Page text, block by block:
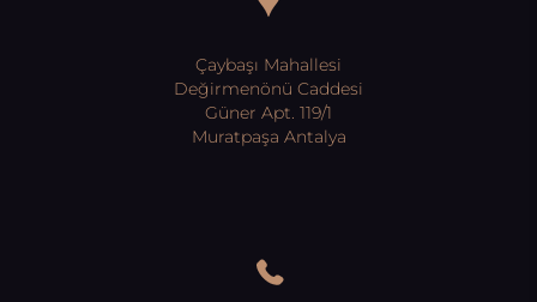
Çaybaşı Mahallesi
Değirmenönü Caddesi
Güner Apt. 119/1
Muratpaşa Antalya